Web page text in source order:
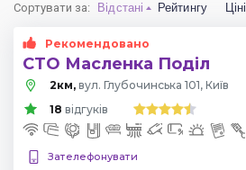
Сортувати за: Відстані Рейтингу Ціні
Рекомендовано
СТО Масленка Поділ
2км, вул. Глубочинська 101, Київ
18 відгуків
Зателефонувати